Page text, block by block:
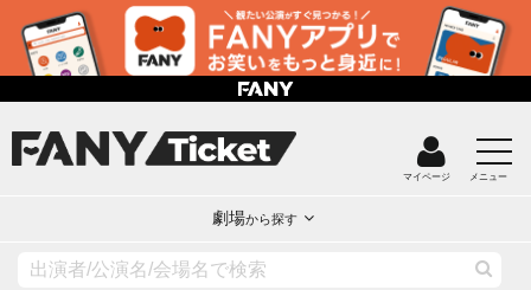
マイページ メニュー
劇場から探す